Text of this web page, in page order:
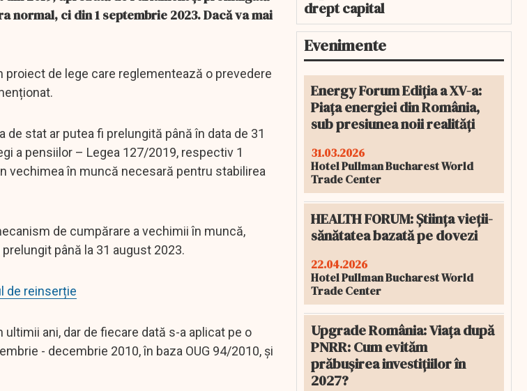
normal, ci din 1 septembrie 2023. Dacă va mai
proiect de lege care reglementează o prevedere
stat ar putea fi prelungită până în data de 31
a pensiilor – Legea 127/2019, respectiv 1
vechimea în muncă necesară pentru stabilirea
de cumpărare a vechimii în muncă,
până la 31 august 2023.
de reinserție
ani, dar de fiecare dată s-a aplicat pe o
- decembrie 2010, în baza OUG 94/2010, și
drept capital
Evenimente
Energy Forum Ediția a XV-a:
Piața energiei din România,
sub presiunea noii realități
31.03.2026
Hotel Pullman Bucharest World
Trade Center
HEALTH FORUM: Știința vieții-
sănătatea bazată pe dovezi
22.04.2026
Hotel Pullman Bucharest World
Trade Center
Upgrade România: Viața după
PNRR: Cum evităm
prăbușirea investițiilor în
2027?